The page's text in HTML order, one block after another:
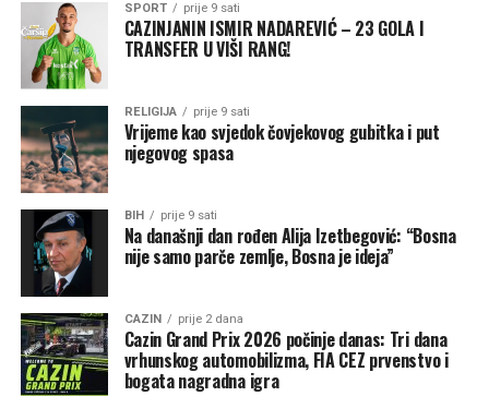
kada cijela zajednica dijeli bol zbog nenadoknadivog
gubitka.
Share Post
Share
Mail
SPORT prije 9 sati
CAZINJANIN ISMIR NADAREVIĆ – 23 GOLA I
TRANSFER U VIŠI RANG!
RELIGIJA prije 9 sati
Vrijeme kao svjedok čovjekovog gubitka i put
njegovog spasa
BIH prije 9 sati
Na današnji dan rođen Alija Izetbegović: “Bosna
nije samo parče zemlje, Bosna je ideja”
CAZIN prije 2 dana
Cazin Grand Prix 2026 počinje danas: Tri dana
vrhunskog automobilizma, FIA CEZ prvenstvo i
bogata nagradna igra